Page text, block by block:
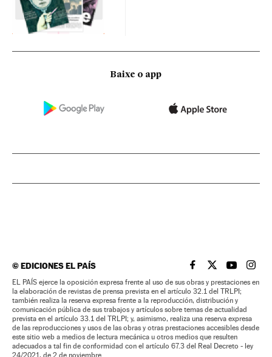
Baixe o app
©EDICIONES EL PAÍS EL PAÍS BRASIL EN
EL PAÍSEL PAÍS
EL
EL PAÍS ejerce la oposición expresa frente al uso de sus obras y prestaciones en
la elaboración de revistas de prensa prevista en el artículo 32.1 del TRLPI;
también realiza la reserva expresa frente a la reproducción, distribución y
comunicación pública de sus trabajos y artículos sobre temas de actualidad
prevista en el artículo 33.1 del TRLPI; y, asimismo, realiza una reserva expresa
de las reproducciones y usos de las obras y otras prestaciones accesibles desde
este sitio web a medios de lectura mecánica u otros medios que resulten
adecuados a tal fin de conformidad con el artículo 67.3 del Real Decreto - ley
24/2021, de 2 de noviembre